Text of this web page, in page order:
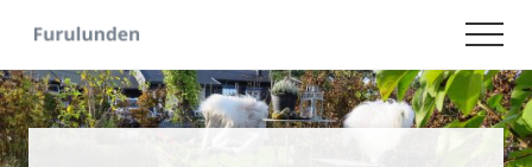
main
content
primary
sidebar
Hageliv
-
Lise
for